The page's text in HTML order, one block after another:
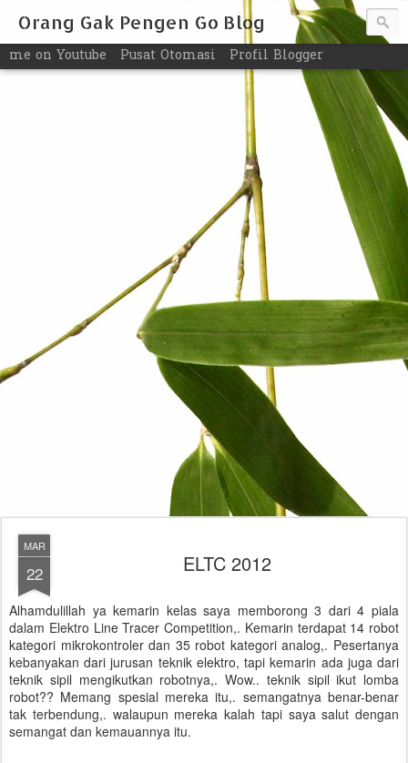
Orang Gak Pengen Go Blog
me on Youtube Pusat Otomasi Profil Blogger
MAR
22 ELTC 2012
Alhamdulillah ya kemarin kelas saya memborong 3 dari 4 piala
dalam Elektro Line Tracer Competition,. Kemarin terdapat 14 robot
kategori mikrokontroler dan 35 robot kategori analog,. Pesertanya
kebanyakan dari jurusan teknik elektro, tapi kemarin ada juga dari
teknik sipil mengikutkan robotnya,. Wow.. teknik sipil ikut lomba
robot?? Memang spesial mereka itu,. semangatnya benar-benar
tak terbendung,. walaupun mereka kalah tapi saya salut dengan
semangat dan kemauannya itu.